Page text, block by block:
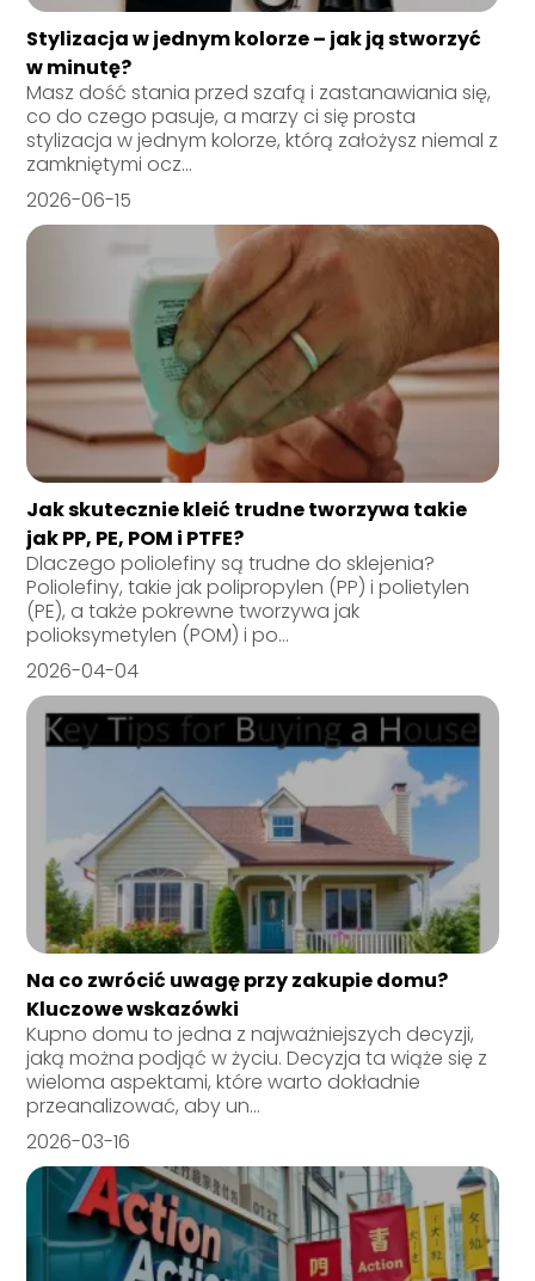
Stylizacja w jednym kolorze – jak ją stworzyć
w minutę?
Masz dość stania przed szafą i zastanawiania się,
co do czego pasuje, a marzy ci się prosta
stylizacja w jednym kolorze, którą założysz niemal z
zamkniętymi ocz...
2026-06-15
Jak skutecznie kleić trudne tworzywa takie
jak PP, PE, POM i PTFE?
Dlaczego poliolefiny są trudne do sklejenia?
Poliolefiny, takie jak polipropylen (PP) i polietylen
(PE), a także pokrewne tworzywa jak
polioksymetylen (POM) i po...
2026-04-04
Na co zwrócić uwagę przy zakupie domu?
Kluczowe wskazówki
Kupno domu to jedna z najważniejszych decyzji,
jaką można podjąć w życiu. Decyzja ta wiąże się z
wieloma aspektami, które warto dokładnie
przeanalizować, aby un...
2026-03-16